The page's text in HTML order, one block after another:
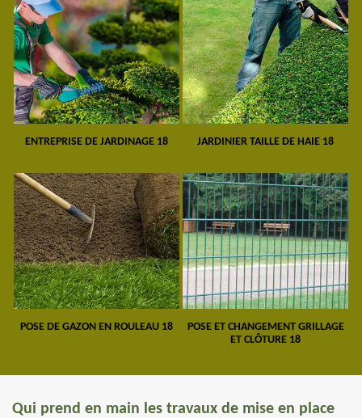
ENTREPRISE DE JARDINAGE 18 JARDINIER TAILLE DE HAIE 18
POSE DE GAZON EN ROULEAU 18
POSE ET CHANGEMENT GRILLAGE
ET CLÔTURE 18
Qui prend en main les travaux de mise en place